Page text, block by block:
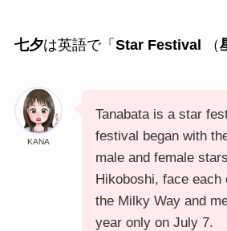
七夕は英語で「 Star Festival （
KANA
Tanabata is a star
festival began with
male and female
Hikoboshi, face each
the Milky Way and
year only on July 7.